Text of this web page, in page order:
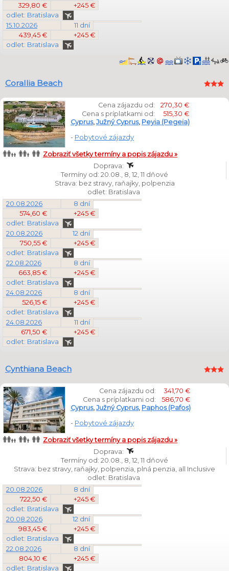
329,80 €
+245 €
odlet: Bratislava
15.10.2026
11 dní
439,45 €
+245 €
odlet: Bratislava
Corallia Beach
Cena zájazdu od:
270,30 €
Cena s príplatkami od:
515,30 €
Cyprus, Južný Cyprus, Peyia (Pegeia)
- Pobytové zájazdy
Zobraziť všetky termíny a popis zájazdu »
Doprava:
Termíny od: 20.08., 8, 12, 11 dňové
Strava: bez stravy, raňajky, polpenzia
odlet: Bratislava
20.08.2026
8 dní
574,60 €
+245 €
odlet: Bratislava
20.08.2026
12 dní
750,55 €
+245 €
odlet: Bratislava
22.08.2026
8 dní
663,85 €
+245 €
odlet: Bratislava
24.08.2026
8 dní
526,15 €
+245 €
odlet: Bratislava
24.08.2026
11 dní
671,50 €
+245 €
odlet: Bratislava
Cynthiana Beach
Cena zájazdu od:
341,70 €
Cena s príplatkami od:
586,70 €
Cyprus, Južný Cyprus, Paphos (Pafos)
- Pobytové zájazdy
Zobraziť všetky termíny a popis zájazdu »
Doprava:
Termíny od: 20.08., 8, 12, 11 dňové
Strava: bez stravy, raňajky, polpenzia, plná penzia, all Inclusive
odlet: Bratislava
20.08.2026
8 dní
722,50 €
+245 €
odlet: Bratislava
20.08.2026
12 dní
983,45 €
+245 €
odlet: Bratislava
22.08.2026
8 dní
804,10 €
+245 €
odlet: Bratislava